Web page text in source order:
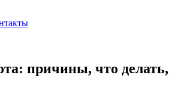
причины, что делать,